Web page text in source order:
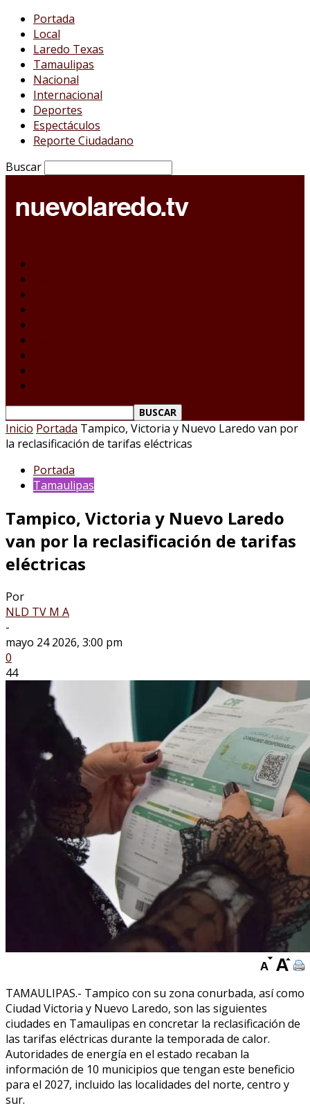
Portada
Local
Laredo Texas
Tamaulipas
Nacional
Internacional
Deportes
Espectáculos
Reporte Ciudadano
Buscar
Inicio Portada Tampico, Victoria y Nuevo Laredo van por
la reclasificación de tarifas eléctricas
Portada
Tamaulipas
Tampico, Victoria y Nuevo Laredo
van por la reclasificación de tarifas
eléctricas
Por
NLD TV M A
-
mayo 24 2026, 3:00 pm
0
44
TAMAULIPAS.- Tampico con su zona conurbada, así como
Ciudad Victoria y Nuevo Laredo, son las siguientes
ciudades en Tamaulipas en concretar la reclasificación de
las tarifas eléctricas durante la temporada de calor.
Autoridades de energía en el estado recaban la
información de 10 municipios que tengan este beneficio
para el 2027, incluido las localidades del norte, centro y
sur.